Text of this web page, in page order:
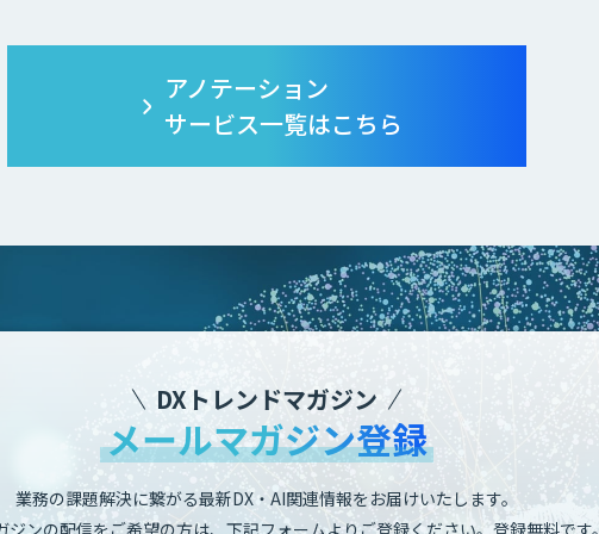
アノテーション
サービス一覧はこちら
DXトレンドマガジン
メールマガジン登録
業務の課題解決に繋がる最新DX・AI関連情報をお届けいたします。